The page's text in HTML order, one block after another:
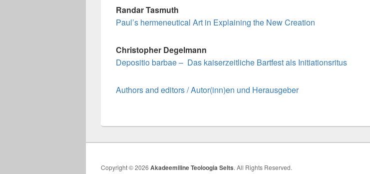
Randar Tasmuth
Paul’s hermeneutical Art in Explaining the New Creation
Christopher Degelmann
Depositio barbae – Das kaiserzeitliche Bartfest als Initiationsritus
Authors and editors / Autor(inn)en und Herausgeber
Copyright © 2026 Akadeemiline Teoloogia Selts. All Rights Reserved.